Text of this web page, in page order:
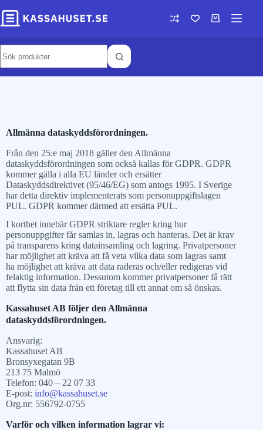
Allmänna dataskyddsförordningen.
Från den 25:e maj 2018 gäller den Allmänna
dataskyddsförordningen som också kallas för GDPR. GDPR
kommer gälla i alla EU länder och ersätter
Dataskyddsdirektivet (95/46/EG) som antogs 1995. I Sverige
har detta direktiv implementerats som personuppgiftslagen
PUL. GDPR kommer därmed att ersätta PUL.
I korthet innebär GDPR striktare regler kring hur
personuppgifter får samlas in, lagras och hanteras. Det är krav
på transparens kring datainsamling och lagring. Privatpersoner
har möjlighet att kräva att få veta vilka data som lagras samt
ha möjlighet att kräva att data raderas och/eller redigeras vid
felaktig information. Dessutom kommer privatpersoner få rätt
att flytta sin data från ett företag till ett annat om så önskas.
Kassahuset AB följer den Allmänna
dataskyddsförordningen.
Ansvarig:
Kassahuset AB
Bronsyxegatan 9B
213 75 Malmö
Telefon: 040 – 22 07 33
E-post: info@kassahuset.se
Org.nr: 556792-0755
Varför och vilken information lagrar vi: